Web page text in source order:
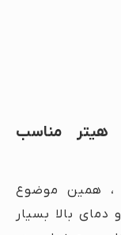
مناسب
، همین موضوع
بالا بسیار